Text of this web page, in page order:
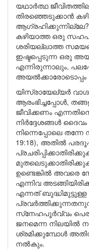
യഥാർത്ഥ
തിരഞ്ഞെടുക്കാൻ
ആഗ്രഹിക്കുന്നില്ലേ?
കഴിയാത്ത ഒരു
ശരിയല്ലാത്ത
ഇഷ്ടപ്പെടുന്ന ഒരു
എന്നിരുന്നാലും,
അയൽക്കാരോടൊപ്പം
യിസ്രായേല്യർ
ആരംഭിച്ചപ്പോൾ,
ജീവിക്കണം
നിർദ്ദേശങ്ങൾ
നിന്നെപ്പോലെ
19:18), അതിൽ
ഉണ്ടെങ്കിൽ അവരെ
എന്നിവ
എന്നത് ബുദ്ധിമുട്ടുള്ള
സ്‌നേഹപൂർവ്വം
ജനമെന്ന നിലയിൽ
ശ്രമിക്കുമ്പോൾ
നൽകും.